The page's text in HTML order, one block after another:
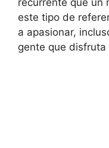
este tipo de
a apasionar,
gente que